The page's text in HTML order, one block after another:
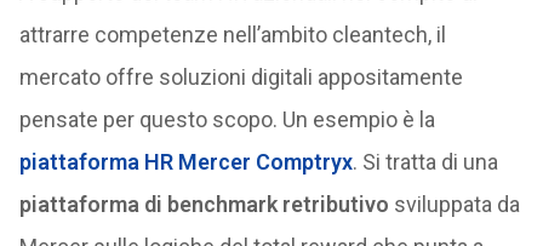
attrarre competenze nell’ambito cleantech, il
mercato offre soluzioni digitali appositamente
pensate per questo scopo. Un esempio è la
piattaforma HR Mercer Comptryx. Si tratta di una
piattaforma di benchmark retributivo sviluppata da